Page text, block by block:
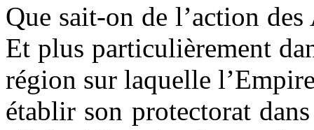
Que sait-on de l’action
Et plus particulièrement
région sur laquelle
établir son protectorat